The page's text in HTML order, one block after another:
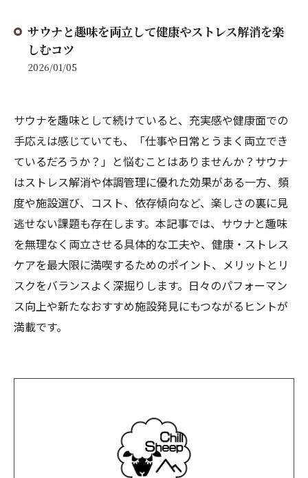
サウナと趣味を両立して健康やストレス解消を楽
しむコツ
2026/01/05
サウナを趣味として続けていると、充実感や健康面での
手応えは感じていても、「仕事や日常とうまく両立でき
ているだろうか？」と悩むことはありませんか？サウナ
はストレス解消や体調管理に優れた効果がある一方、頻
度や施設選び、コスト、依存傾向など、楽しさの裏に見
逃せない課題も存在します。本記事では、サウナと趣味
を無理なく両立させる具体的な工夫や、健康・ストレス
ケアを最大限に満喫するためのポイント、メリットとリ
スクをバランスよく深掘りします。日々のパフォーマン
ス向上や新たなおすすめ施設発見にもつながるヒントが
満載です。